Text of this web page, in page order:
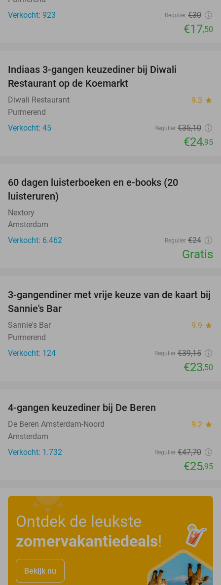
Verkocht: 923
Regulier €30
€17,50
Indiaas 3-gangen keuzediner bij Diwali
Restaurant op de Koemarkt
Diwali Restaurant 9.3 star
Purmerend
Verkocht: 45
Regulier €35,10
€24,95
60 dagen luisterboeken en e-books (20
luisteruren)
Nextory
Amsterdam
Verkocht: 6.462
Regulier €24
Gratis
40%
3-gangendiner met vrije keuze van de kaart bij
Sannie's Bar
Sannie's Bar 9.9 star
Purmerend
Verkocht: 124
Regulier €39,15
€23,50
4-gangen keuzediner bij De Beren
De Beren Amsterdam-Noord 9.2 star
Amsterdam
Verkocht: 1.732
Regulier €47,70
€25,95
Ontdek de leukste
zomervakantiedeals!
Bekijk nu